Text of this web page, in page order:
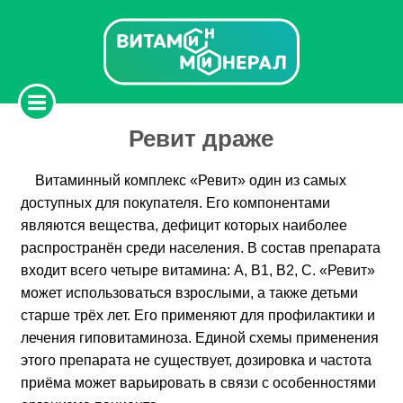
Ревит драже
Витаминный комплекс «Ревит» один из самых
доступных для покупателя. Его компонентами
являются вещества, дефицит которых наиболее
распространён среди населения. В состав препарата
входит всего четыре витамина: А, В1, В2, С. «Ревит»
может использоваться взрослыми, а также детьми
старше трёх лет. Его применяют для профилактики и
лечения гиповитаминоза. Единой схемы применения
этого препарата не существует, дозировка и частота
приёма может варьировать в связи с особенностями